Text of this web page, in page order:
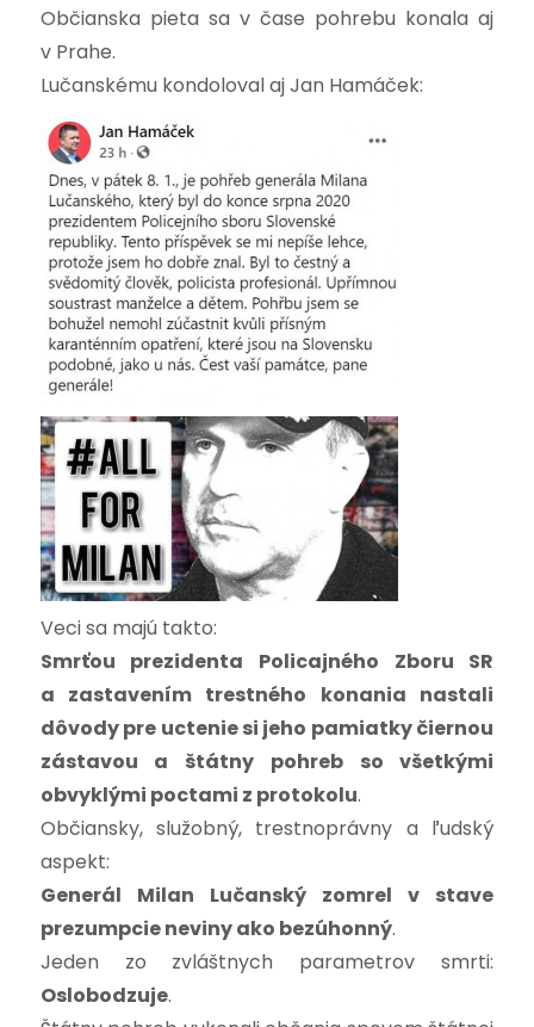
Občianska pieta sa v čase pohrebu konala aj
v Prahe.
Lučanskému kondoloval aj Jan Hamáček:
Veci sa majú takto:
Smrťou prezidenta Policajného Zboru SR
a zastavením trestného konania nastali
dôvody pre uctenie si jeho pamiatky čiernou
zástavou a štátny pohreb so všetkými
obvyklými poctami z protokolu.
Občiansky, služobný, trestnoprávny a ľudský
aspekt:
Generál Milan Lučanský zomrel v stave
prezumpcie neviny ako bezúhonný.
Jeden zo zvláštnych parametrov smrti:
Oslobodzuje.